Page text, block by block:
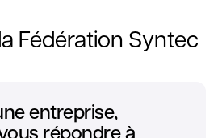
Fédération Syntec
entreprise,
répondre à